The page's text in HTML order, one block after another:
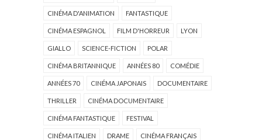
CINÉMA D'ANIMATION FANTASTIQUE
CINÉMA ESPAGNOL FILM D'HORREUR LYON
GIALLO SCIENCE-FICTION POLAR
CINÉMA BRITANNIQUE ANNÉES 80 COMÉDIE
ANNÉES 70 CINÉMA JAPONAIS DOCUMENTAIRE
THRILLER CINÉMA DOCUMENTAIRE
CINÉMA FANTASTIQUE FESTIVAL
CINÉMA ITALIEN DRAME CINÉMA FRANÇAIS